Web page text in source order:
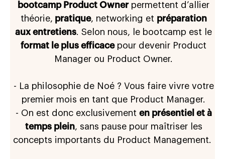
bootcamp Product Ownerpermettent d’allier
théorie, pratique, networking et préparation
aux entretiens. Selon nous, le bootcamp est le
format le plus efficacepour devenir Product
Manager ou Product Owner.
- La philosophie de Noé ? Vous faire vivre votre
premier mois en tant que Product Manager.
- On est donc exclusivement en présentiel et à
temps plein, sans pause pour maîtriser les
concepts importants du Product Management.